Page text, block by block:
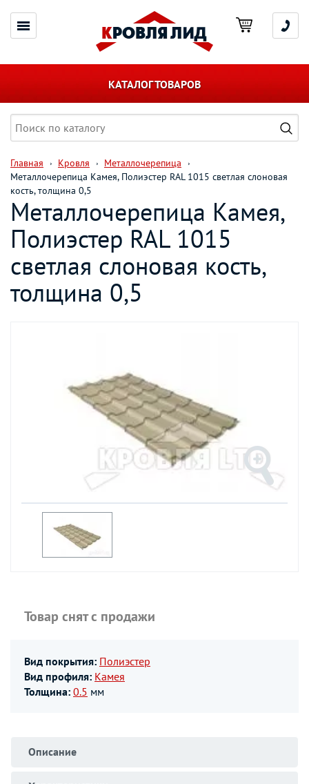
КАТАЛОГ ТОВАРОВ
Главная Кровля
Металлочерепица
Металлочерепица Камея, Полиэстер RAL 1015 светлая слоновая
кость, толщина 0,5
Металлочерепица Камея,
Полиэстер RAL 1015
светлая слоновая кость,
толщина 0,5
Товар снят с продажи
Вид покрытия: Полиэстер
Вид профиля: Камея
Толщина: 0.5 мм
Описание